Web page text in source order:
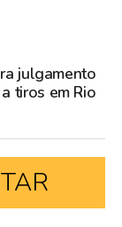
julgamento
tiros em Rio